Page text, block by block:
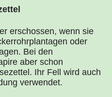
erschossen, wenn sie
oder
Bei den
aber schon
Ihr Fell wird auch
verwendet.